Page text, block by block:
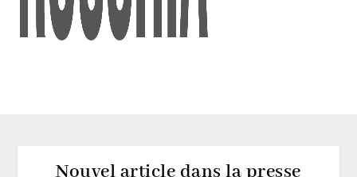
Nouvel article dans la presse